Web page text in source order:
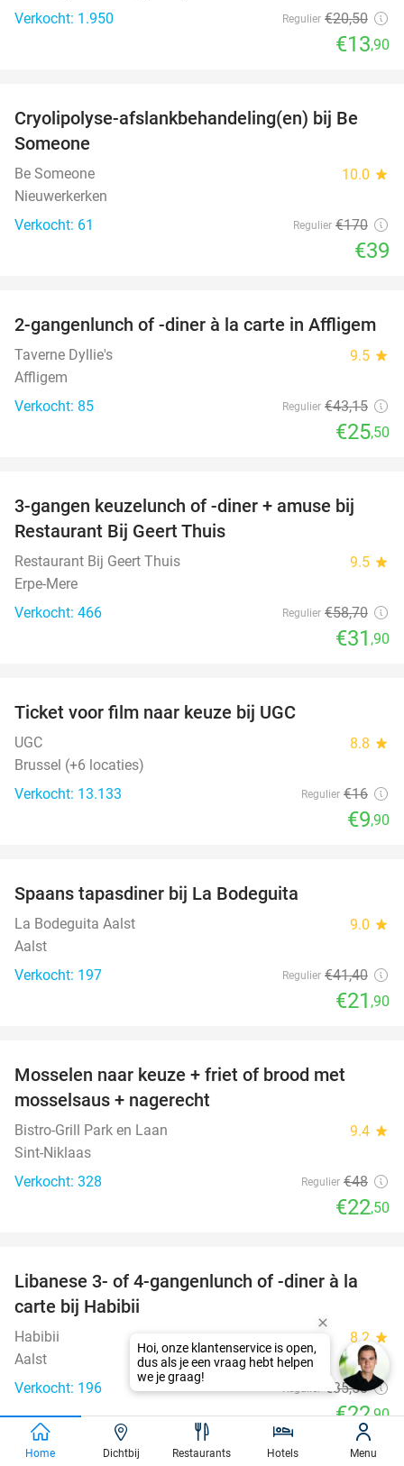
Verkocht: 1.950
Regulier €20,50
€13,90
77%
Cryolipolyse-afslankbehandeling(en) bij Be
Someone
Be Someone 10.0 star
Nieuwerkerken
Verkocht: 61
Regulier €170
€39
41%
2-gangenlunch of -diner à la carte in Affligem
Taverne Dyllie's 9.5 star
Affligem
Verkocht: 85
Regulier €43,15
€25,50
46%
3-gangen keuzelunch of -diner + amuse bij
Restaurant Bij Geert Thuis
Restaurant Bij Geert Thuis 9.5 star
Erpe-Mere
Verkocht: 466
Regulier €58,70
€31 ,90
Ticket voor film naar keuze bij UGC
UGC 8.8 star
Brussel (+6 locaties)
Verkocht: 13.133
Regulier €16
€9,90
Spaans tapasdiner bij La Bodeguita
La Bodeguita Aalst 9.0 star
Aalst
Verkocht: 197
Regulier €41,40
€21 ,90
Mosselen naar keuze + friet of brood met
mosselsaus + nagerecht
Bistro-Grill Park en Laan 9.4 star
Sint-Niklaas
Verkocht: 328
Regulier €48
€22,50
35%
Libanese 3- of 4-gangenlunch of -diner à la
carte bij Habibii
Habibii 8.2 star
Aalst
Verkocht: 196
€35,50
€22,90
favorite_border
Home Dichtbij Restaurants Hotels Menu